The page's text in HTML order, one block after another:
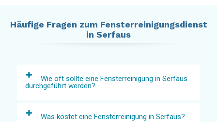
Häufige Fragen zum Fensterreinigungsdienst
in Serfaus
Wie oft sollte eine Fensterreinigung in Serfaus
durchgeführt werden?
Was kostet eine Fensterreinigung in Serfaus?